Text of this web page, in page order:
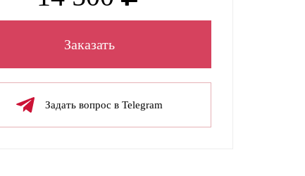
Заказать
Задать вопрос в Telegram